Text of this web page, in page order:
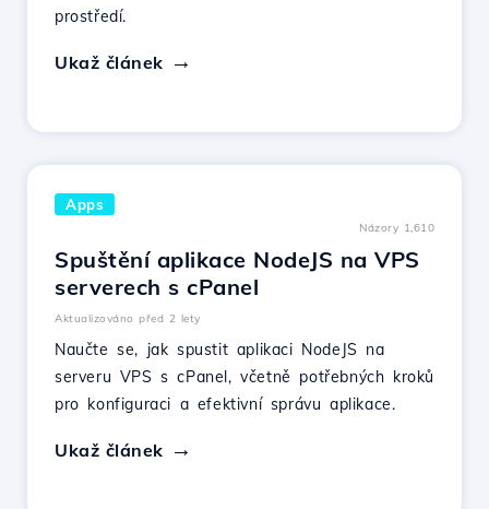
prostředí.
Ukaž článek
Apps
Názory 1,610
Spuštění aplikace NodeJS na VPS
serverech s cPanel
Aktualizováno před 2 lety
Naučte se, jak spustit aplikaci NodeJS na
serveru VPS s cPanel, včetně potřebných kroků
pro konfiguraci a efektivní správu aplikace.
Ukaž článek